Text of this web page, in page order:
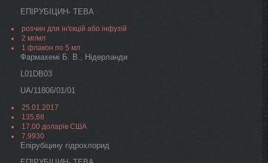
ЕПІРУБІЦИН- ТЕВА
розчин для ін'єкцій або інфузій
2 мг/мл
1 флакон по 5 мл
Фармахемі Б. В., Нідерланди
L01DB03
UA/11806/01/01
25.01.2017
135,88
17,00 доларів США
7,9930
Епірубіцину гідрохлорид